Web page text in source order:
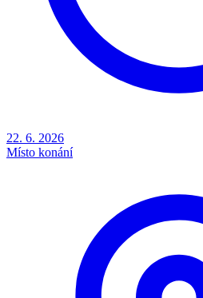
22. 6. 2026
Místo konání